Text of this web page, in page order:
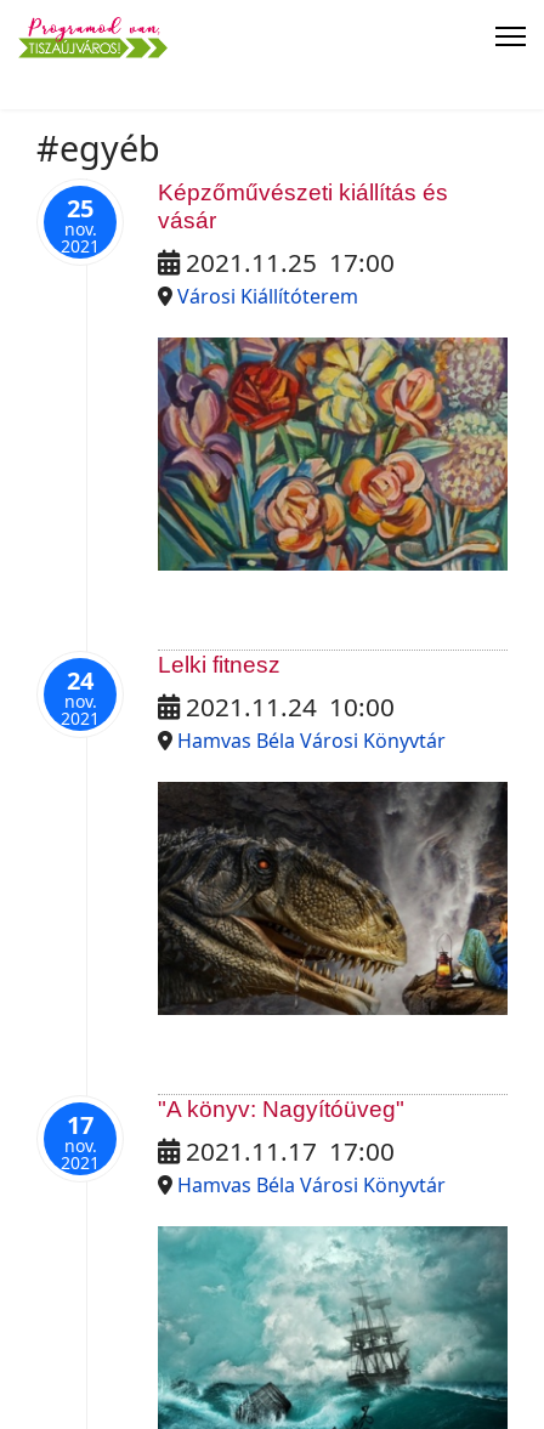
#egyéb
25
nov.
2021
Képzőművészeti kiállítás és
vásár
2021.11.25 17:00
Városi Kiállítóterem
24
nov.
2021
Lelki fitnesz
2021.11.24 10:00
Hamvas Béla Városi Könyvtár
17
nov.
2021
"A könyv: Nagyítóüveg"
2021.11.17 17:00
Hamvas Béla Városi Könyvtár